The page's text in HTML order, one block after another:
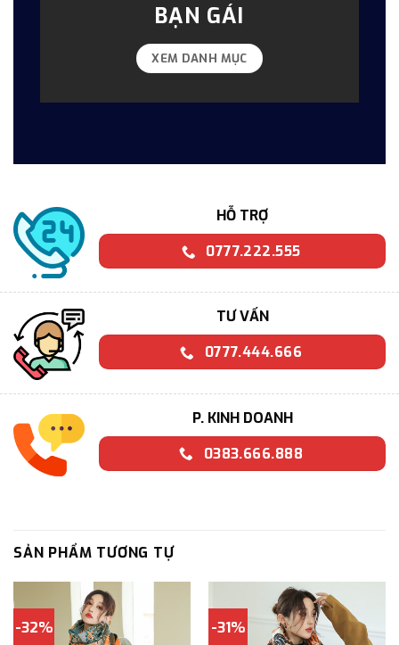
BẠN GÁI
XEM DANH MỤC
HỖ TRỢ
0777.222.555
TƯ VẤN
0777.444.666
P. KINH DOANH
0383.666.888
SẢN PHẨM TƯƠNG TỰ
-32% -31%